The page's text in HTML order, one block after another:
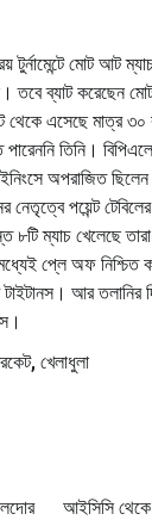
টুর্নামেন্টে মোট আট
তবে ব্যাট করেছেন
থেকে এসেছে মাত্র
তিনি।
অপরাজিত
পয়েন্ট
৮টি ম্যাচ খেলেছে
প্লে অফ নিশ্চিত
আর তলানির
, খেলাধুলা
আইসিসি থেকে